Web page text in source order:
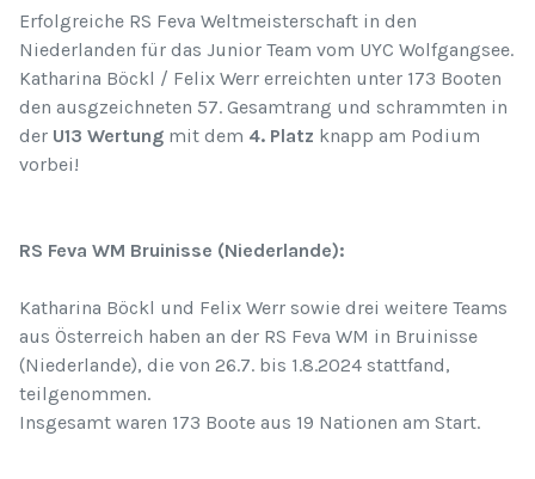
Erfolgreiche RS Feva Weltmeisterschaft in den
Niederlanden für das Junior Team vom UYC Wolfgangsee.
Katharina Böckl / Felix Werr erreichten unter 173 Booten
den ausgzeichneten 57. Gesamtrang und schrammten in
der U13 Wertung mit dem 4. Platz knapp am Podium
vorbei!
RS Feva WM Bruinisse (Niederlande):
Katharina Böckl und Felix Werr sowie drei weitere Teams
aus Österreich haben an der RS Feva WM in Bruinisse
(Niederlande), die von 26.7. bis 1.8.2024 stattfand,
teilgenommen.
Insgesamt waren 173 Boote aus 19 Nationen am Start.